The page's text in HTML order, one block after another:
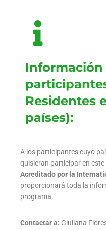
Información
Residentes
países):
A los participantes cuyo
quisieran participar en este
Acreditado por la
proporcionará toda la
programa.
Contactar a: Giuliana